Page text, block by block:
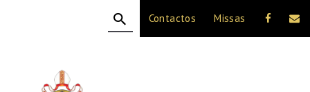
Contactos Missas
A DIOCESE